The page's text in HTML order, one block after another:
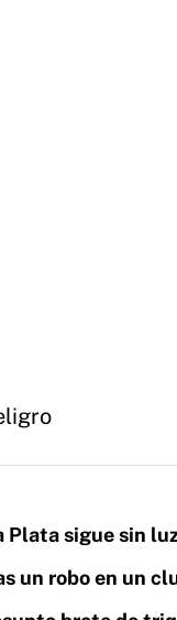
Plata sigue sin
un robo en un